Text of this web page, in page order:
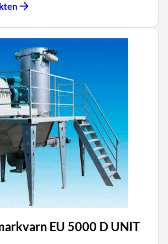
EU 5000 D UNIT